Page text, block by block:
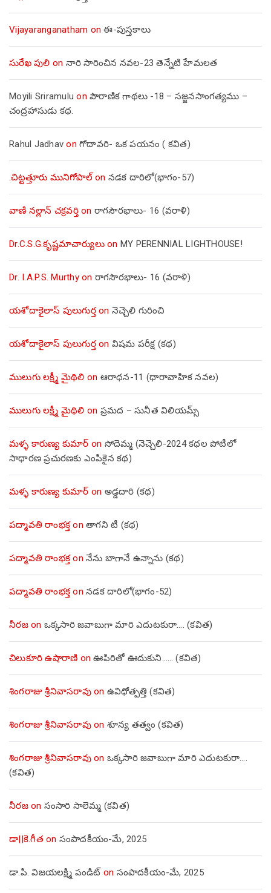
Vijayaranganatham onఈ-పుస్తకాలు
సురేఖ పులి on నారి సారించిన నవల-23 తెన్నేటి హేమలత
Moyili Sriramulu on పౌరాణిక గాథలు -18 – సజ్జనసాంగత్యము –
చంద్రహాసుడు కథ.
Rahul Jadhav on గోదావరి- ఒక పయనం ( కవిత)
.చిట్టత్తూరు మునిగోపాల్on నడక దారిలో(భాగం-57)
వాణి నల్లాన్ చక్రవర్తిon రాగసౌరభాలు- 16 (వరాళి)
Dr.C.S.G.కృష్ణమాచార్యులుon MY PERENNIAL LIGHTHOUSE!
Dr. I.A.P.S. Murthyon రాగసౌరభాలు- 16 (వరాళి)
యశోదాకైలాస్ పులుగుర్తon నెచ్చెలి గురించి
యశోదాకైలాస్ పులుగుర్తon విషమ పరీక్ష (క‌థ‌)
ములుగు లక్ష్మీ మైథిలి on ఆరాధన-11 (ధారావాహిక నవల)
ములుగు లక్ష్మీ మైథిలి on ప్రమద – సునీత విలియమ్స్
మళ్ళ కారుణ్య కుమార్ on సోదెమ్మ (నెచ్చెలి-2024 కథల పోటీలో
సాధారణ ప్రచురణకు ఎంపికైన కథ)
మళ్ళ కారుణ్య కుమార్ on అడ్డదారి (కథ)
పద్మావతి రాంభక్తon తాగని టీ (కథ)
పద్మావతి రాంభక్తon నేను బాగానే ఉన్నాను (క‌థ‌)
పద్మావతి రాంభక్తon నడక దారిలో(భాగం-52)
నీరజon ఒక్కసారి జవాబుగా మారి ఎదుటకురా…. (కవిత)
చిలుకూరి ఉషారాణి onఊపిరితో ఊదుకుని…… (కవిత)
శింగరాజు శ్రీనివాసరావుon ఉవిధోత్పత్తి (కవిత)
శింగరాజు శ్రీనివాసరావుon శూన్య తత్వం (కవిత)
శింగరాజు శ్రీనివాసరావుon ఒక్కసారి జవాబుగా మారి ఎదుటకురా….
(కవిత)
నీరజon సంసారి సాలెమ్మ (కవిత)
డా||కె.గీత on సంపాదకీయం-మే, 2025
డా.పి. విజయలక్ష్మి పండిట్ on సంపాదకీయం-మే, 2025